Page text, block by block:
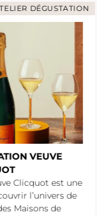
DÉGUSTATION
VEUVE
Clicquot est une
l’univers de
Maisons de